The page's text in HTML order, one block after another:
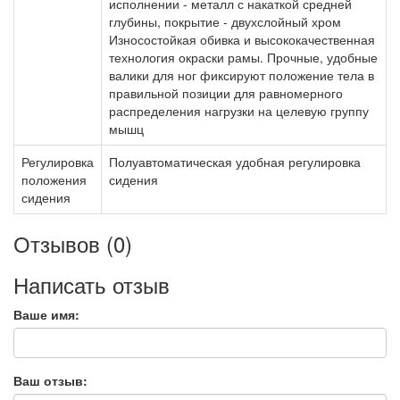
исполнении - металл с накаткой средней
глубины, покрытие - двухслойный хром
Износостойкая обивка и высококачественная
технология окраски рамы. Прочные, удобные
валики для ног фиксируют положение тела в
правильной позиции для равномерного
распределения нагрузки на целевую группу
мышц
Регулировка
положения
сидения
Полуавтоматическая удобная регулировка
сидения
Отзывов (0)
Написать отзыв
Ваше имя:
Ваш отзыв: